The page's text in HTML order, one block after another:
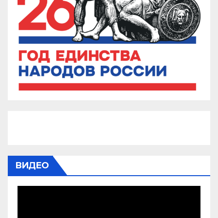
ВИДЕО